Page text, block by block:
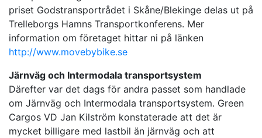
priset Godstransportrådet i Skåne/Blekinge delas ut på
Trelleborgs Hamns Transportkonferens. Mer
information om företaget hittar ni på länken
http://www.movebybike.se
Järnväg och Intermodala transportsystem
Därefter var det dags för andra passet som handlade
om Järnväg och Intermodala transportsystem. Green
Cargos VD Jan Kilström konstaterade att det är
mycket billigare med lastbil än järnväg och att